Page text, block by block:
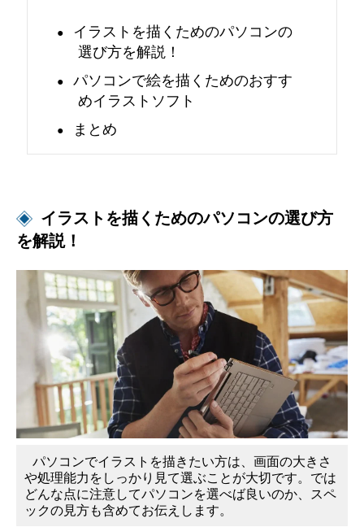
め
の
フ
ト
と
イラストを描くためのパソコンの
選び方を解説！
パソコンで絵を描くためのおすす
めイラストソフト
まとめ
イラストを描くためのパソコンの選び方
を解説！
パソコンでイラストを描きたい方は、画面の大きさ
や処理能力をしっかり見て選ぶことが大切です。では
どんな点に注意してパソコンを選べば良いのか、スペ
ックの見方も含めてお伝えします。